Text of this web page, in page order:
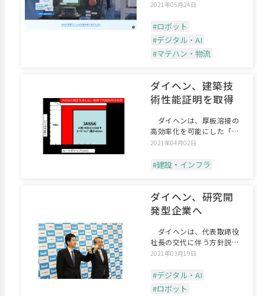
サイトを開設した。「産
2021年05月24日
#ロボット
#デジタル・AI
#マテハン・物流
ダイヘン、建築技
術性能証明を取得
ダイヘンは、厚板溶接の
高効率化を可能にした「D-
Arc溶接法」で（一財
2021年04月02日
#建設・インフラ
ダイヘン、研究開
発型企業へ
ダイヘンは、代表取締役
社長の交代に伴う方針説明
も兼ねた記者会見を2月2
2021年03月19日
#デジタル・AI
#ロボット